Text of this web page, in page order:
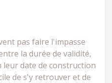
pas faire l'impasse
la durée de validité,
leur date de construction
de s'y retrouver et de